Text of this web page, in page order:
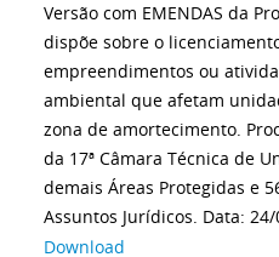
Versão com EMENDAS da
dispõe sobre o
empreendimentos ou
ambiental que afetam
zona de amortecimento.
da 17ª Câmara Técnica de
demais Áreas Protegidas e
Assuntos Jurídicos. Data:
Download